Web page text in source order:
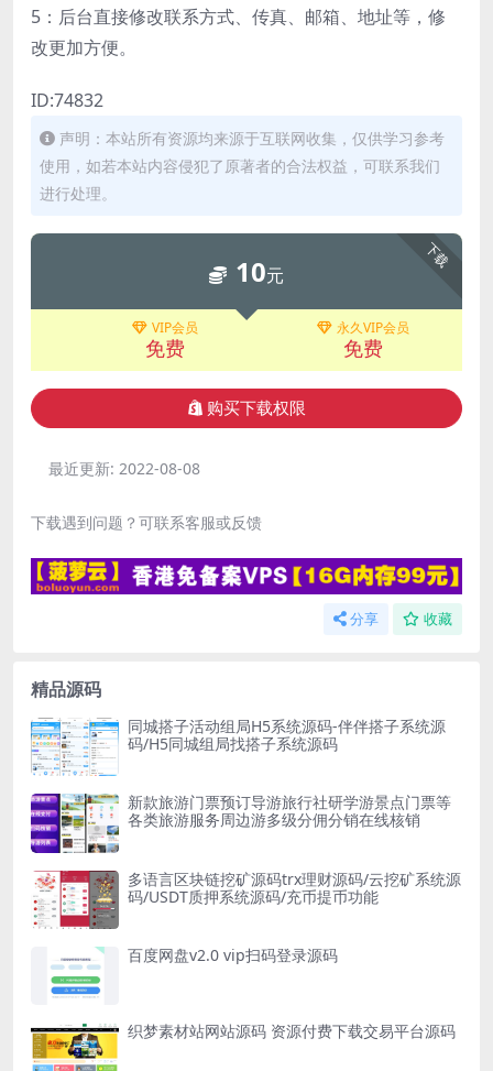
5：后台直接修改联系方式、传真、邮箱、地址等，修
改更加方便。
ID:74832
声明：本站所有资源均来源于互联网收集，仅供学习参考
使用，如若本站内容侵犯了原著者的合法权益，可联系我们
进行处理。
下载
10元
VIP会员
免费
永久VIP会员
免费
购买下载权限
最近更新: 2022-08-08
下载遇到问题？可联系客服或反馈
分享 收藏
精品源码
同城搭子活动组局H5系统源码-伴伴搭子系统源
码/H5同城组局找搭子系统源码
新款旅游门票预订导游旅行社研学游景点门票等
各类旅游服务周边游多级分佣分销在线核销
多语言区块链挖矿源码trx理财源码/云挖矿系统源
码/USDT质押系统源码/充币提币功能
百度网盘v2.0 vip扫码登录源码
织梦素材站网站源码 资源付费下载交易平台源码